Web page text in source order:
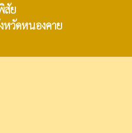
สัย
หวัดหนองคาย